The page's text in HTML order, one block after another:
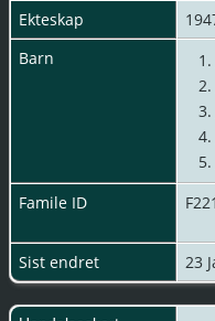
Ekteskap
Barn
1.
2.
3.
4.
5.
Famile ID
Sist endret
23